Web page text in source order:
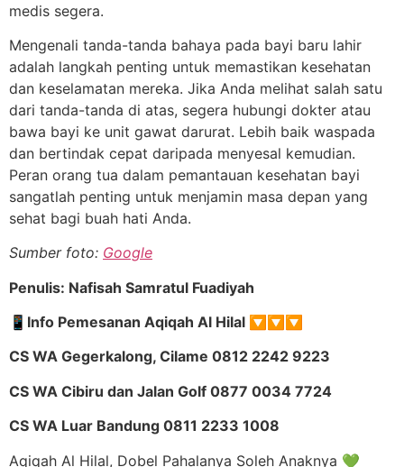
medis segera.
Mengenali tanda-tanda bahaya pada bayi baru lahir
adalah langkah penting untuk memastikan kesehatan
dan keselamatan mereka. Jika Anda melihat salah satu
dari tanda-tanda di atas, segera hubungi dokter atau
bawa bayi ke unit gawat darurat. Lebih baik waspada
dan bertindak cepat daripada menyesal kemudian.
Peran orang tua dalam pemantauan kesehatan bayi
sangatlah penting untuk menjamin masa depan yang
sehat bagi buah hati Anda.
Sumber foto: Google
Penulis: Nafisah Samratul Fuadiyah
📱 Info Pemesanan Aqiqah Al Hilal 🔽🔽🔽
CS WA Gegerkalong, Cilame 0812 2242 9223
CS WA Cibiru dan Jalan Golf 0877 0034 7724
CS WA Luar Bandung 0811 2233 1008
Aqiqah Al Hilal, Dobel Pahalanya Soleh Anaknya 💚